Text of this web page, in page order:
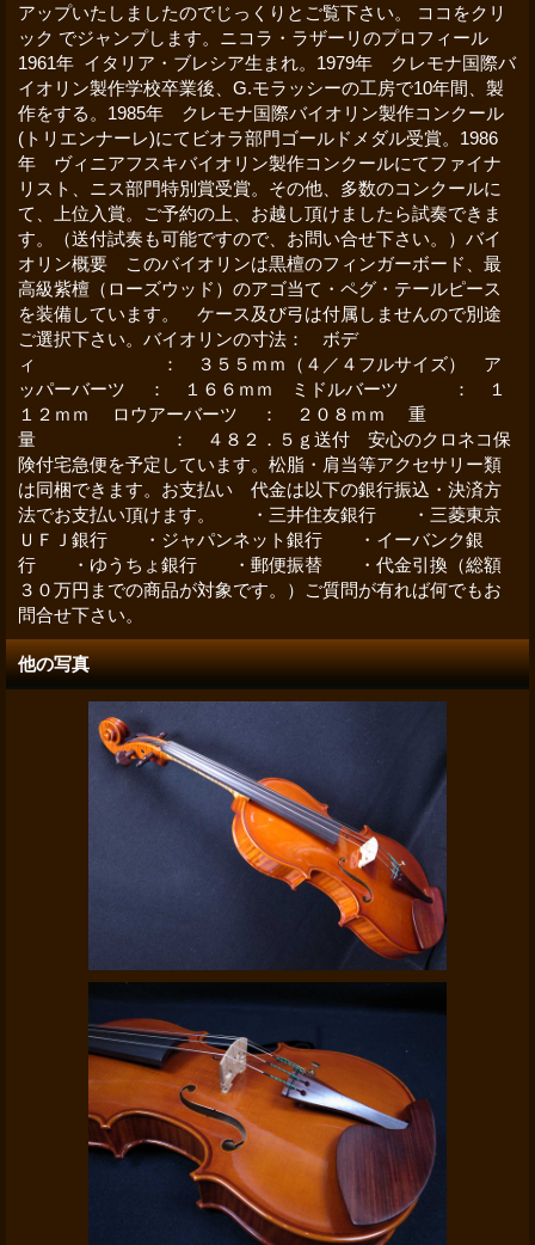
アップいたしましたのでじっくりとご覧下さい。 ココをクリ
ック でジャンプします。ニコラ・ラザーリのプロフィール
1961年 イタリア・ブレシア生まれ。1979年 クレモナ国際バ
イオリン製作学校卒業後、G.モラッシーの工房で10年間、製
作をする。1985年 クレモナ国際バイオリン製作コンクール
(トリエンナーレ)にてビオラ部門ゴールドメダル受賞。1986
年 ヴィニアフスキバイオリン製作コンクールにてファイナ
リスト、ニス部門特別賞受賞。その他、多数のコンクールに
て、上位入賞。ご予約の上、お越し頂けましたら試奏できま
す。（送付試奏も可能ですので、お問い合せ下さい。）バイ
オリン概要 このバイオリンは黒檀のフィンガーボード、最
高級紫檀（ローズウッド）のアゴ当て・ペグ・テールピース
を装備しています。 ケース及び弓は付属しませんので別途
ご選択下さい。バイオリンの寸法： ボデ
ィ ： ３５５ｍｍ（４／４フルサイズ） ア
ッパーバーツ ： １６６ｍｍ ミドルバーツ ： １
１２ｍｍ ロウアーバーツ ： ２０８ｍｍ 重
量 ： ４８２．５ｇ送付 安心のクロネコ保
険付宅急便を予定しています。松脂・肩当等アクセサリー類
は同梱できます。お支払い 代金は以下の銀行振込・決済方
法でお支払い頂けます。 ・三井住友銀行 ・三菱東京
ＵＦＪ銀行 ・ジャパンネット銀行 ・イーバンク銀
行 ・ゆうちょ銀行 ・郵便振替 ・代金引換（総額
３０万円までの商品が対象です。）ご質問が有れば何でもお
問合せ下さい。
他の写真